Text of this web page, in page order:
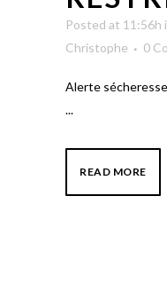
Posted at 11:56h
Christophe
0
Alerte
...
READ MORE